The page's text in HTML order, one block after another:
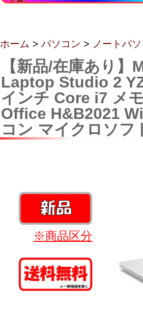
ホーム > パソコン > ノートパ
【新品/在庫あり
Laptop Studio 2
インチ Core i7 メ
Office H&B2021
コン マイクロソフ
※商品区分